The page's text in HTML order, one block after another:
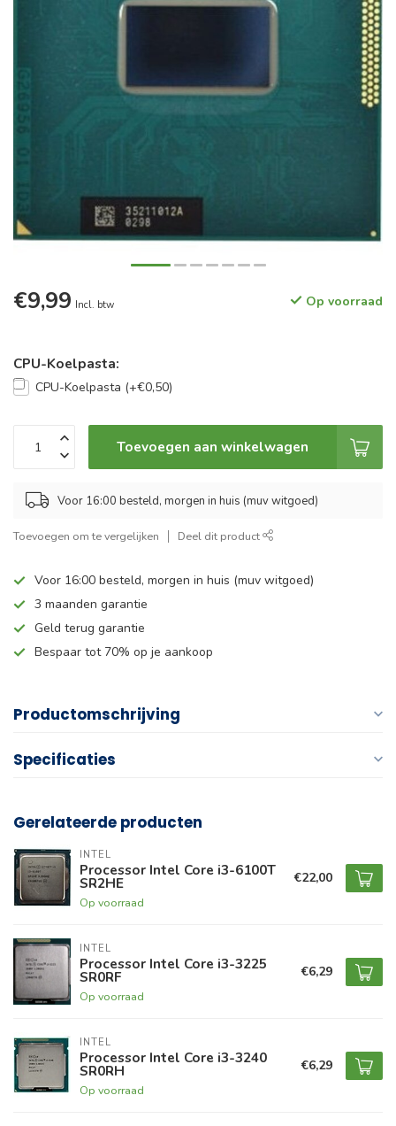
€9,99 Incl. btw Op voorraad
CPU-Koelpasta:
CPU-Koelpasta (+€0,50)
Toevoegen aan winkelwagen
Voor 16:00 besteld, morgen in huis (muv witgoed)
Toevoegen om te vergelijken Deel dit product
Voor 16:00 besteld, morgen in huis (muv witgoed)
3 maanden garantie
Geld terug garantie
Bespaar tot 70% op je aankoop
Productomschrijving
Specificaties
Gerelateerde producten
INTEL
Processor Intel Core i3-6100T
SR2HE
Op voorraad
€22,00
INTEL
Processor Intel Core i3-3225
SR0RF
Op voorraad
€6,29
INTEL
Processor Intel Core i3-3240
SR0RH
Op voorraad
€6,29